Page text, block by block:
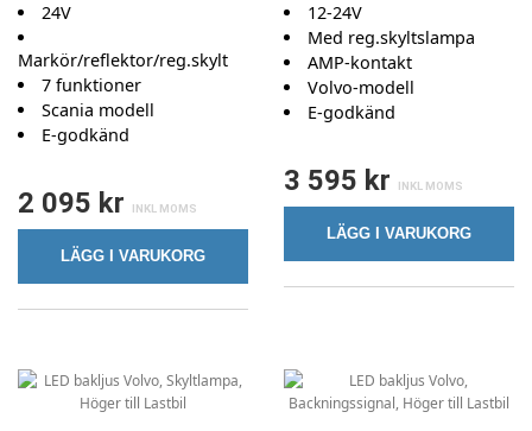
24V
Markör/reflektor/reg.skylt
7 funktioner
Scania modell
E-godkänd
2 095 kr
LÄGG I VARUKORG
12-24V
Med reg.skyltslampa
AMP-kontakt
Volvo-modell
E-godkänd
3 595 kr
LÄGG I VARUKORG